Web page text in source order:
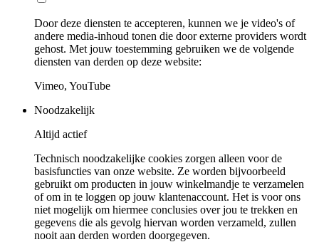
Door deze diensten te accepteren, kunnen we je video's of
andere media-inhoud tonen die door externe providers wordt
gehost. Met jouw toestemming gebruiken we de volgende
diensten van derden op deze website:
Vimeo, YouTube
Noodzakelijk
Altijd actief
Technisch noodzakelijke cookies zorgen alleen voor de
basisfuncties van onze website. Ze worden bijvoorbeeld
gebruikt om producten in jouw winkelmandje te verzamelen
of om in te loggen op jouw klantenaccount. Het is voor ons
niet mogelijk om hiermee conclusies over jou te trekken en
gegevens die als gevolg hiervan worden verzameld, zullen
nooit aan derden worden doorgegeven.